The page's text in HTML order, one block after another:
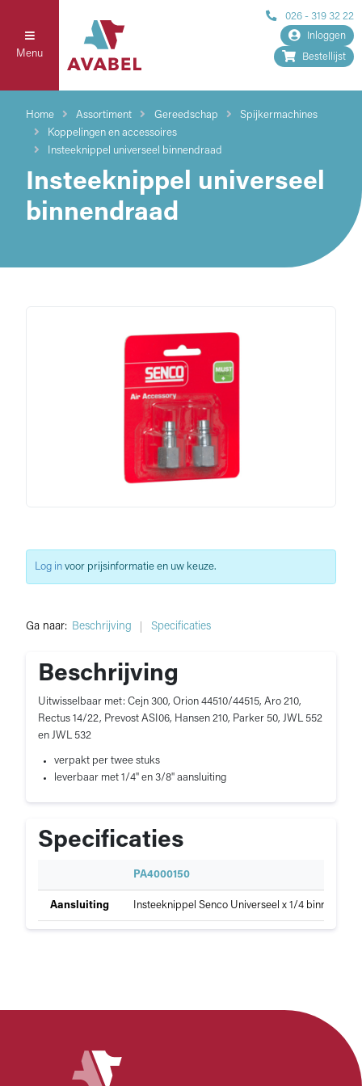
Menu
026 - 319 32 22
Inloggen
Bestellijst
Home Assortiment Gereedschap
Spijkermachines
Koppelingen en accessoires
Insteeknippel universeel binnendraad
Insteeknippel universeel
binnendraad
Ga naar: Beschrijving Specificaties
Beschrijving
Uitwisselbaar met: Cejn 300, Orion 44510/44515, Aro 210,
Rectus 14/22, Prevost ASI06, Hansen 210, Parker 50, JWL 552
en JWL 532
verpakt per twee stuks
leverbaar met 1/4" en 3/8" aansluiting
Specificaties
Insteeknippel
p
e
c
a
PA4000150
Aansluiting Insteeknippel Senco Universeel x 1/4 binnen (2
Log in voor prijsinformatie en uw keuze.